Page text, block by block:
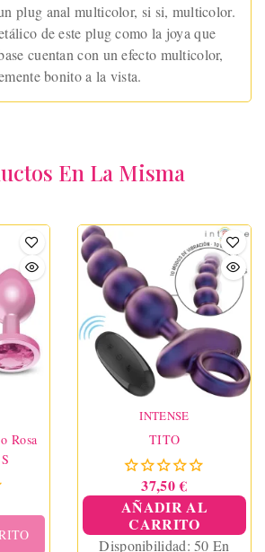
plug anal multicolor, si si, multicolor.
de este plug como la joya que
cuentan con un efecto multicolor,
bonito a la vista.
En La Misma
Rosa
INTENSE
TITO
37,50 €
AÑADIR AL
CARRITO
Disponibilidad:50 En